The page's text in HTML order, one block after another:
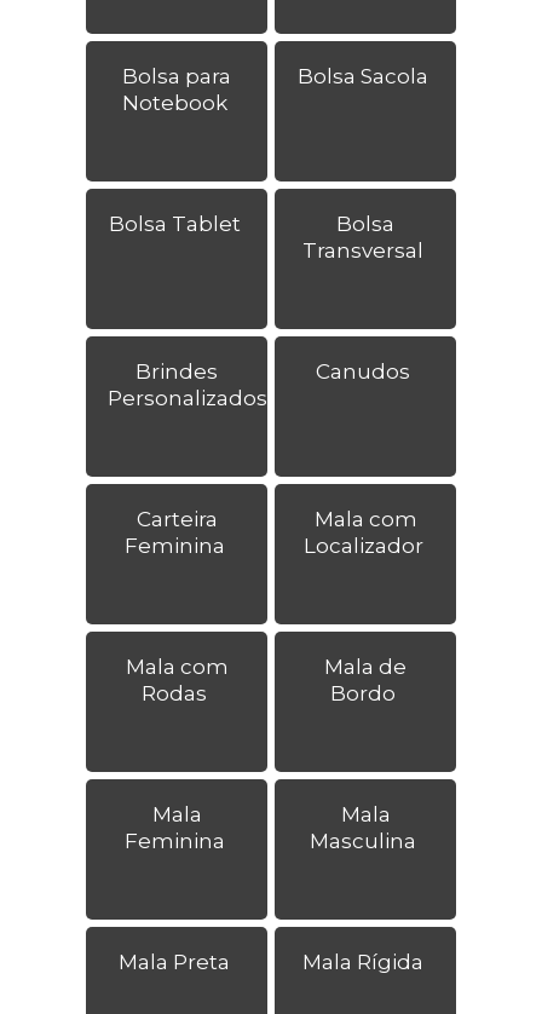
Bolsa para
Notebook
Bolsa Sacola
Bolsa Tablet
Bolsa
Transversal
Brindes
Personalizados
Canudos
Carteira
Feminina
Mala com
Localizador
Mala com
Rodas
Mala de
Bordo
Mala
Feminina
Mala
Masculina
Mala Preta Mala Rígida